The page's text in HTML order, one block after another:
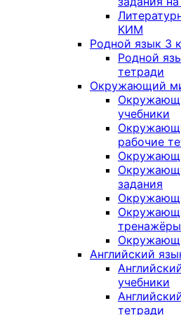
КИМ
Родной язык 3
Родной
тетради
Окружающий
учебники
рабочие
задания
тренажёры
Английский
учебники
тетради